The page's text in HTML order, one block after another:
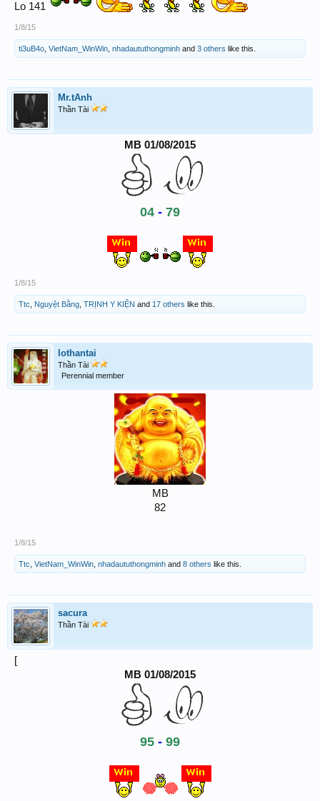
Lo 141
1/8/15
ti3uB4o VietNam_WinWin nhadaututhongminh and 3 others like this.
Mr.tAnh
Thần Tài
MB 01/08/2015
04 - 79
1/8/15
Ttc Nguyệt Bằng TRỊNH Y KIỆN and 17 others like this.
lothantai
Thần Tài
Perennial member
MB
82
1/8/15
Ttc VietNam_WinWin nhadaututhongminh and 8 others like this.
sacura
Thần Tài
[
MB 01/08/2015
95 - 99